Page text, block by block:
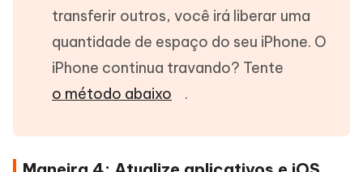
transferir outros, você irá liberar uma
quantidade de espaço do seu iPhone. O
iPhone continua travando? Tente
o método abaixo
.